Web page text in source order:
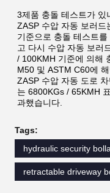
3제품 충돌 테스트가 있
ZASP 수압 자동 보러
기준으로 충돌 테스트
고 다시 수압 자동 보러
/ 100KMH 기준에 의해
M50 및 ASTM C60에
ZASP 수압 자동 도로
는 6800KGs / 65KMH
과했습니다.
Tags:
hydraulic security
retractable driveway